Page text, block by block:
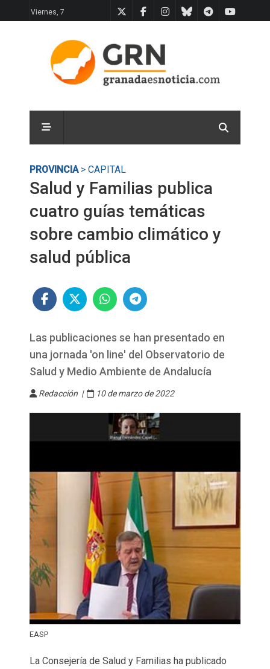
Viernes, 7
PROVINCIA> CAPITAL
Salud y Familias publica
cuatro guías temáticas
sobre cambio climático y
salud pública
Las publicaciones se han presentado en
una jornada 'on line' del Observatorio de
Salud y Medio Ambiente de Andalucía
Redacción | 10 de marzo de 2022
EASP
La Consejería de Salud y Familias ha publicado